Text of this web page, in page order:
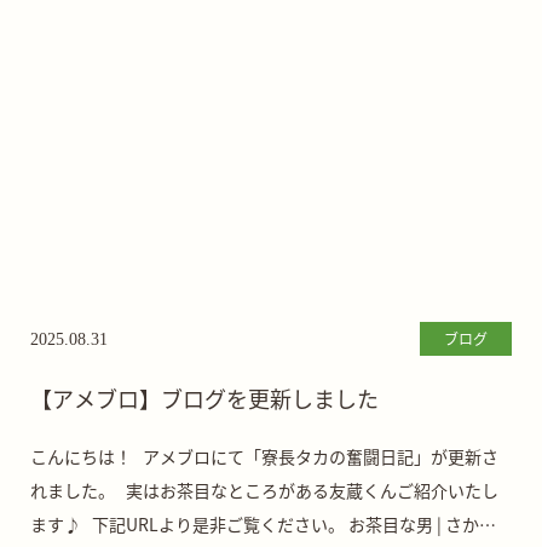
2025.08.31 ブログ
【アメブロ】ブログを更新しました
こんにちは！ アメブロにて「寮長タカの奮闘日記」が更新さ
れました。 実はお茶目なところがある友蔵くんご紹介いたし
ます♪ 下記URLより是非ご覧ください。 お茶目な男 | さかが